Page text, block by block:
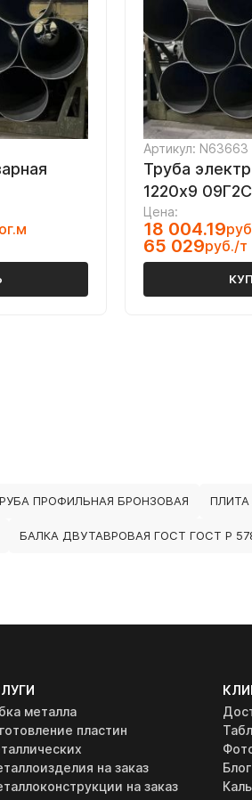
Артикул: N63663
Труба
1220х9
Цена:
18 004.19
65 029руб./т
ПРОФИЛЬНАЯ БРОНЗОВАЯ
БАЛКА ДВУТАВРОВАЯ ГОСТ ГОСТ Р
металла
пластин
на заказ
на заказ
Блог